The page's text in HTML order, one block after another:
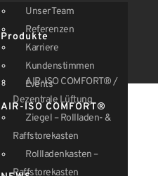
Unser Team
Referenzen
Karriere
Kundenstimmen
Events
Produkte
AIR-ISO COMFORT® /
Dezentrale Lüftung
Ziegel – Rollladen- &
Raffstorekasten
Rollladenkasten –
Raffstorekasten
AIR-ISO COMFORT®